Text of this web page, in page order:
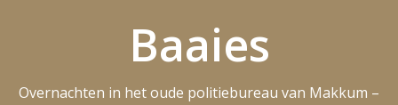
Baaies
Overnachten in het oude politiebureau van Makkum –